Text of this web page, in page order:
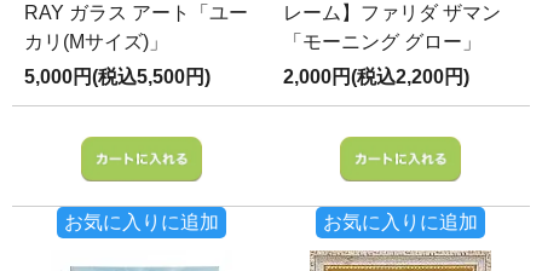
RAY ガラス アート「ユー
カリ(Mサイズ)」
5,000円(税込5,500円)
お気に入りに追加
レーム】ファリダ ザマン
「モーニング グロー」
2,000円(税込2,200円)
お気に入りに追加